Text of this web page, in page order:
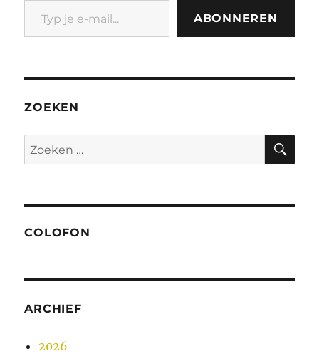
ABONNEREN
ZOEKEN
Zoeken
naar:
COLOFON
ARCHIEF
2026